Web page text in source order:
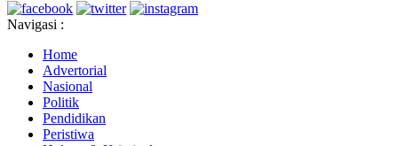
Navigasi :
Home
Advertorial
Nasional
Politik
Pendidikan
Peristiwa